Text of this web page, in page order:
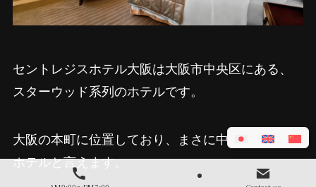
セントレジスホテル大阪は大阪市中央区にある、
スターウッド系列のホテルです。
大阪の本町に位置しており、まさに中心街にある
ホテルと言えます。